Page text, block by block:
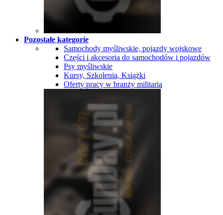
Pozostałe kategorie
Samochody myśliwskie, pojazdy wojskowe
Części i akcesoria do samochodów i pojazdów
Psy myśliwskie
Kursy, Szkolenia, Książki
Oferty pracy w branży militaria